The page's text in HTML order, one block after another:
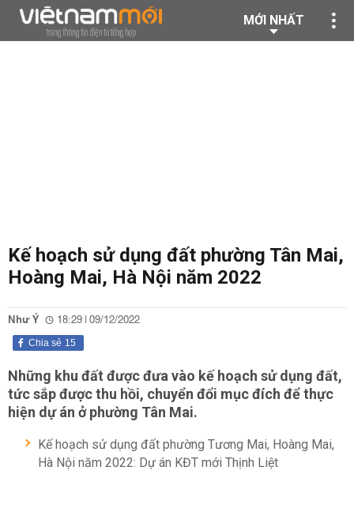
MỚI NHẤT
Kế hoạch sử dụng đất phường Tân Mai,
Hoàng Mai, Hà Nội năm 2022
Như Ý 18:29 | 09/12/2022
15
Chia sẻ
Những khu đất được đưa vào kế hoạch sử dụng đất,
tức sắp được thu hồi, chuyển đổi mục đích để thực
hiện dự án ở phường Tân Mai.
Kế hoạch sử dụng đất phường Tương Mai, Hoàng Mai,
Hà Nội năm 2022: Dự án KĐT mới Thịnh Liệt